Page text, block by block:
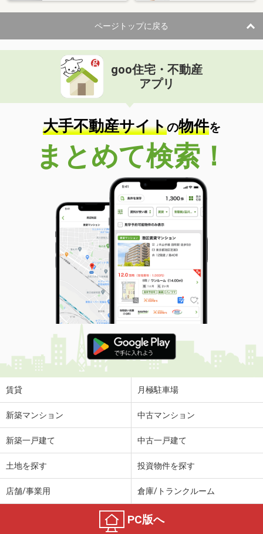
ページトップに戻る
goo住宅・不動産
アプリ
大手不動産サイトの物件を
まとめて検索！
賃貸 月極駐車場
新築マンション 中古マンション
新築一戸建て 中古一戸建て
土地を探す 投資物件を探す
店舗/事業用 倉庫/トランクルーム
PC版へ